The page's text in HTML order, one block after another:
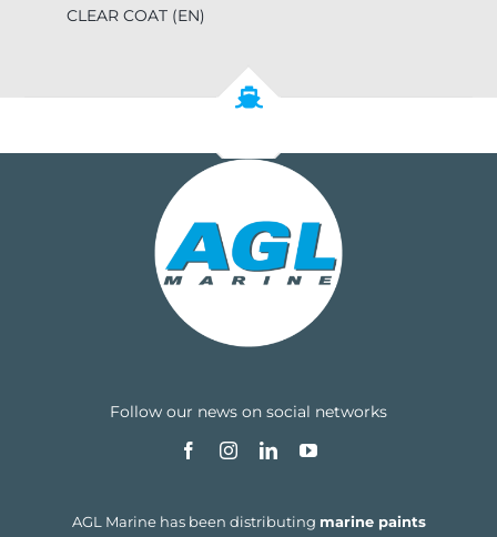
CLEAR COAT (EN)
Follow our news on social networks
AGL Marine has been distributing marine paints